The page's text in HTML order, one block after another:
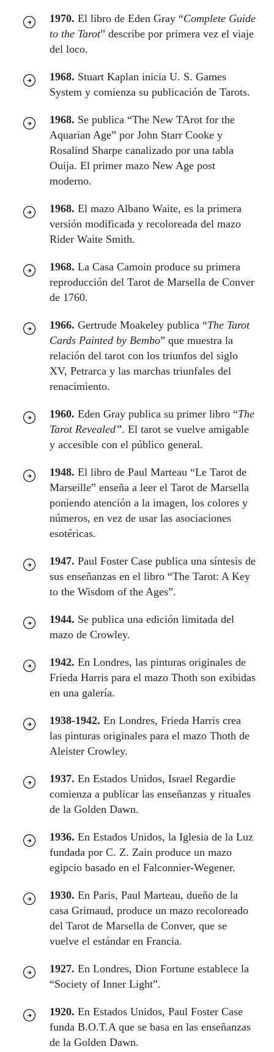
1970. El libro de Eden Gray “Complete Guide
to the Tarot” describe por primera vez el viaje
del loco.
1968. Stuart Kaplan inicia U. S. Games
System y comienza su publicación de Tarots.
1968. Se publica “The New TArot for the
Aquarian Age” por John Starr Cooke y
Rosalind Sharpe canalizado por una tabla
Ouija. El primer mazo New Age post
moderno.
1968. El mazo Albano Waite, es la primera
versión modificada y recoloreada del mazo
Rider Waite Smith.
1968. La Casa Camoin produce su primera
reproducción del Tarot de Marsella de Conver
de 1760.
1966. Gertrude Moakeley publica “The Tarot
Cards Painted by Bembo” que muestra la
relación del tarot con los triunfos del siglo
XV, Petrarca y las marchas triunfales del
renacimiento.
1960. Eden Gray publica su primer libro “The
Tarot Revealed”. El tarot se vuelve amigable
y accesible con el público general.
1948. El libro de Paul Marteau “Le Tarot de
Marseille” enseña a leer el Tarot de Marsella
poniendo atención a la imagen, los colores y
números, en vez de usar las asociaciones
esotéricas.
1947. Paul Foster Case publica una síntesis de
sus enseñanzas en el libro “The Tarot: A Key
to the Wisdom of the Ages”.
1944. Se publica una edición limitada del
mazo de Crowley.
1942. En Londres, las pinturas originales de
Frieda Harris para el mazo Thoth son exibidas
en una galería.
1938-1942. En Londres, Frieda Harris crea
las pinturas originales para el mazo Thoth de
Aleister Crowley.
1937. En Estados Unidos, Israel Regardie
comienza a publicar las enseñanzas y rituales
de la Golden Dawn.
1936. En Estados Unidos, la Iglesia de la Luz
fundada por C. Z. Zain produce un mazo
egipcio basado en el Falconnier-Wegener.
1930. En Paris, Paul Marteau, dueño de la
casa Grimaud, produce un mazo recoloreado
del Tarot de Marsella de Conver, que se
vuelve el estándar en Francia.
1927. En Londres, Dion Fortune establece la
“Society of Inner Light”.
1920. En Estados Unidos, Paul Foster Case
funda B.O.T.A que se basa en las enseñanzas
de la Golden Dawn.